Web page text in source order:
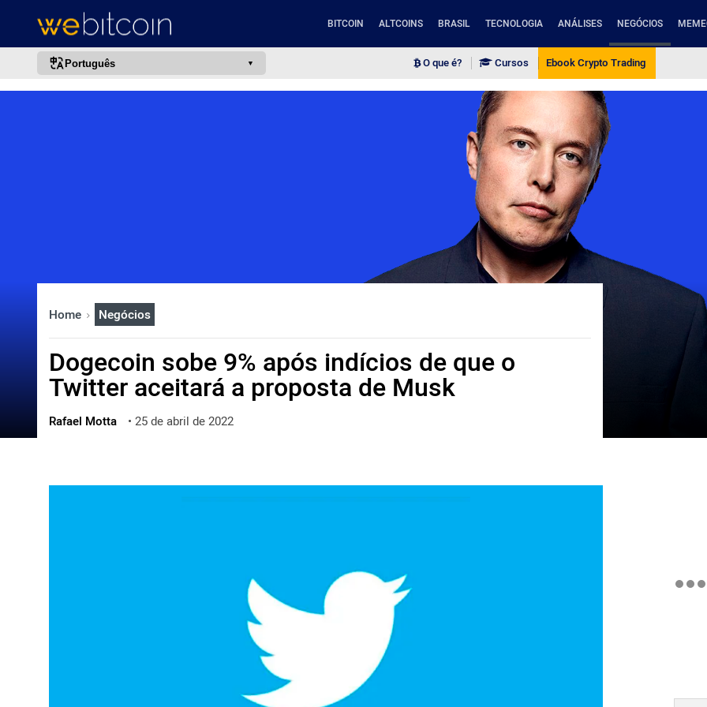
BITCOIN ALTCOINS BRASIL TECNOLOGIA ANÁLISES NEGÓCIOS
Português
한국어
العربية
ไทย
ქართული
O que é? Cursos Ebook Crypto Trading
Home Negócios
Dogecoin sobe 9% após indícios de que o
Twitter aceitará a proposta de Musk
Rafael Motta • 25 de abril de 2022